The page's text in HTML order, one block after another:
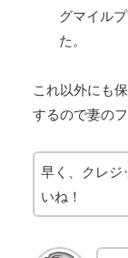
グマイル
た。
これ以外にも
するので妻の
早く、クレジ
いね！